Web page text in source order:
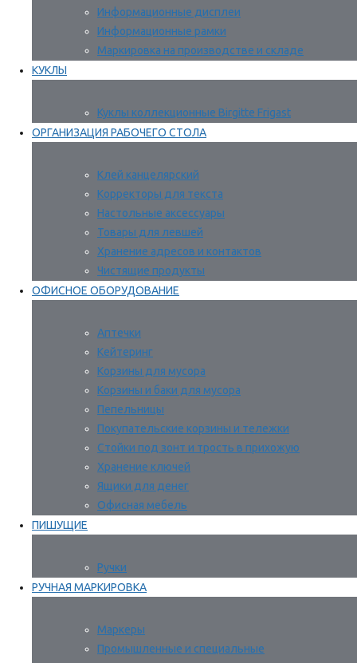
Информационные дисплеи
Информационные рамки
Маркировка на производстве и складе
КУКЛЫ
Куклы коллекционные Birgitte Frigast
ОРГАНИЗАЦИЯ РАБОЧЕГО СТОЛА
Клей канцелярский
Корректоры для текста
Настольные аксессуары
Товары для левшей
Хранение адресов и контактов
Чистящие продукты
ОФИСНОЕ ОБОРУДОВАНИЕ
Аптечки
Кейтеринг
Корзины для мусора
Корзины и баки для мусора
Пепельницы
Покупательские корзины и тележки
Стойки под зонт и трость в прихожую
Хранение ключей
Ящики для денег
Офисная мебель
ПИШУЩИЕ
Ручки
РУЧНАЯ МАРКИРОВКА
Маркеры
Промышленные и специальные